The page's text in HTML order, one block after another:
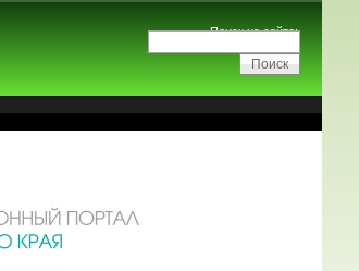
Поиск на сайте: